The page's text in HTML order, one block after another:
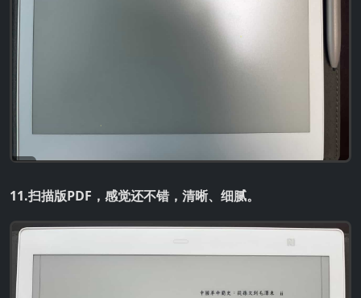
11.扫描版PDF，感觉还不错，清晰、细腻。